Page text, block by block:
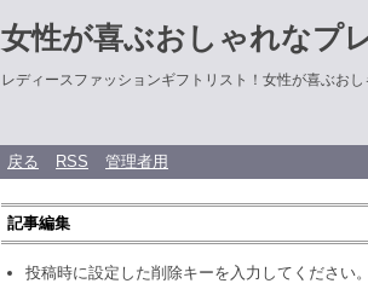
女性が喜ぶおしゃれなプ
レディースファッションギフトリスト！女性が喜ぶお
戻る RSS 管理者用
記事編集
投稿時に設定した削除キーを入力してください